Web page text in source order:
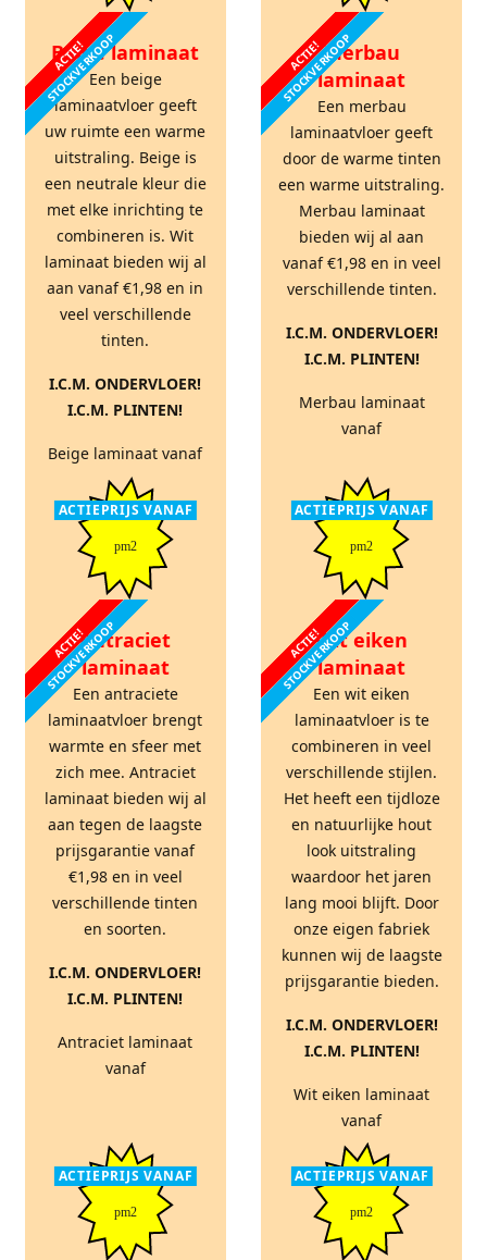
ACTIE!
STOCKVERKOOP
Beige laminaat
Een beige
laminaatvloer geeft
uw ruimte een warme
uitstraling. Beige is
een neutrale kleur die
met elke inrichting te
combineren is. Wit
laminaat bieden wij al
aan vanaf €1,98 en in
veel verschillende
tinten.
I.C.M. ONDERVLOER!
I.C.M. PLINTEN!
Beige laminaat vanaf
ACTIEPRIJS VANAF
pm2
ACTIE!
STOCKVERKOOPMerbau
laminaat
Een merbau
laminaatvloer geeft
door de warme tinten
een warme uitstraling.
Merbau laminaat
bieden wij al aan
vanaf €1,98 en in veel
verschillende tinten.
I.C.M. ONDERVLOER!
I.C.M. PLINTEN!
Merbau laminaat
vanaf
ACTIEPRIJS VANAF
pm2
ACTIE!
STOCKVERKOOPAntraciet
laminaat
Een antraciete
laminaatvloer brengt
warmte en sfeer met
zich mee. Antraciet
laminaat bieden wij al
aan tegen de laagste
prijsgarantie vanaf
€1,98 en in veel
verschillende tinten
en soorten.
I.C.M. ONDERVLOER!
I.C.M. PLINTEN!
Antraciet laminaat
vanaf
ACTIEPRIJS VANAF
pm2
ACTIE!
STOCKVERKOOPWit eiken
laminaat
Een wit eiken
laminaatvloer is te
combineren in veel
verschillende stijlen.
Het heeft een tijdloze
en natuurlijke hout
look uitstraling
waardoor het jaren
lang mooi blijft. Door
onze eigen fabriek
kunnen wij de laagste
prijsgarantie bieden.
I.C.M. ONDERVLOER!
I.C.M. PLINTEN!
Wit eiken laminaat
vanaf
ACTIEPRIJS VANAF
pm2